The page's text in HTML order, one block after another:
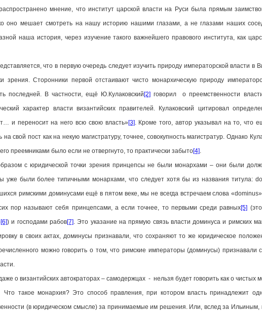
мнение, что институт царской власти на Руси была прямым
оно мешает смотреть на нашу историю нашими глазами, а не глазами наших
наша история, через изучение такого важнейшего правового института, как
что в первую очередь следует изучить природу императорской власти в
зрения. Сторонники первой отстаивают чисто монархическую природу
последней. В частности, ещё Ю.Кулаковский[2] говорил о преемственности
характер власти византийских правителей. Кулаковский цитировал
и переносит на него всю свою власть»[3]. Кроме того, автор указывал на то, что
на свой пост как на некую магистратуру, точнее, совокупность магистратур. Однако
преемниками было если не отвергнуто, то практически забыто[4].
с юридической точки зрения принцепсы не были монархами – они были
уже были более типичными монархами, что следует хотя бы из названия титула:
римскими доминусами ещё в пятом веке, мы не всегда встречаем слова
пор называют себя принцепсами, а если точнее, то первыми среди равных[5]
[6]) и господами рабов[7]. Это указание на прямую связь власти доминуса и римских
в своих актах, доминусы признавали, что сохраняют то же юридическое
можно говорить о том, что римские императоры (доминусы) признавали
о византийских автократорах – самодержцах - нельзя будет говорить как о чистых
монархия? Это способ правления, при котором власть принадлежит
(в юридическом смысле) за принимаемые им решения. Или, вслед за Ильиным,